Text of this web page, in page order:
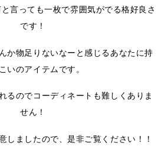
言っても一枚で雰囲気がでる格好良さ
です！
か物足りないなーと感じるあなたに持
いのアイテムです。
るのでコーディネートも難しくありま
せん！
しましたので、是非ご覧ください！！